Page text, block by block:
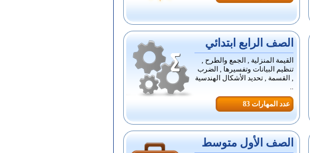
الصف الرابع ابتدائي
القيمة المنزلية , الجمع والطرح ,
تنظيم البيانات وتفسيرها , الضرب
, القسمة , تحديد الأشكال الهندسية
..
عدد المهارات 83
الصف الأول متوسط